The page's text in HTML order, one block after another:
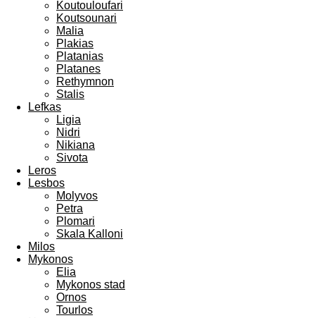
Koutouloufari
Koutsounari
Malia
Plakias
Platanias
Platanes
Rethymnon
Stalis
Lefkas
Ligia
Nidri
Nikiana
Sivota
Leros
Lesbos
Molyvos
Petra
Plomari
Skala Kalloni
Milos
Mykonos
Elia
Mykonos stad
Ornos
Tourlos